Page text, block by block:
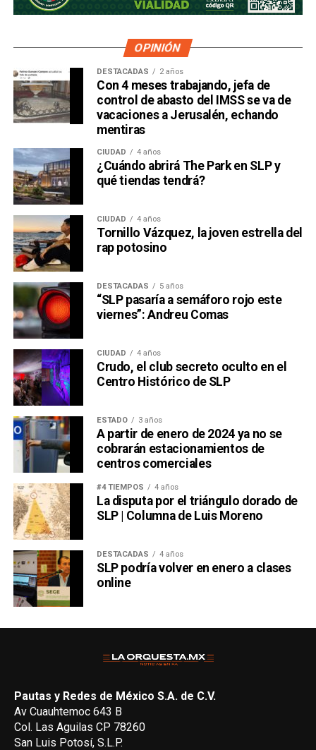
OPINIÓN
DESTACADAS 2 años
Con 4 meses trabajando, jefa de
control de abasto del IMSS se va de
vacaciones a Jerusalén, echando
mentiras
CIUDAD 4 años
¿Cuándo abrirá The Park en SLP y
qué tiendas tendrá?
CIUDAD 4 años
Tornillo Vázquez, la joven estrella del
rap potosino
DESTACADAS 5 años
“SLP pasaría a semáforo rojo este
viernes”: Andreu Comas
CIUDAD 4 años
Crudo, el club secreto oculto en el
Centro Histórico de SLP
ESTADO 3 años
A partir de enero de 2024 ya no se
cobrarán estacionamientos de
centros comerciales
#4 TIEMPOS 4 años
La disputa por el triángulo dorado de
SLP | Columna de Luis Moreno
DESTACADAS 4 años
SLP podría volver en enero a clases
online
Pautas y Redes de México S.A. de C.V.
Av Cuauhtemoc 643 B
Col. Las Aguilas CP 78260
San Luis Potosí, S.L.P.